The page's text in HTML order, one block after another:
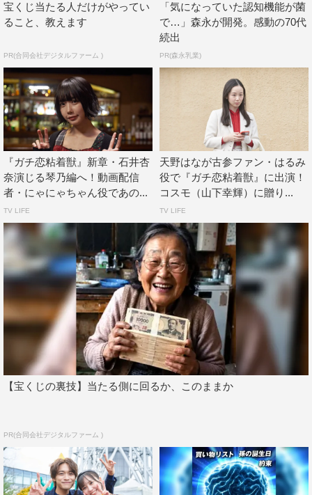
ミツクリ…平井亜門
ゆっこ…志田こはく
ヴィクター…小野翔平
ネモ…塩﨑太智
ミツクリ…平井亜門
『ガチ恋粘着獣』主題歌
オープニングテーマ：iScream「ALL MINE」
エンディングテーマ：ONE LOVE ONE HEART「過剰本
能」
『ガチ恋粘着獣』スタッフ
原作：星来「ガチ恋粘着獣～ネット配信者の彼女になりた
くて～」（ゼノンコミックス／コアミックス）
脚本：三浦希紗、開真理、鈴木裕那
監督：朝倉加葉子
プロデューサー：辻知奈美、近藤紗良（C&Iエンタテイン
メント）
インメント）
制作協力：C&Iエンタテインメント
制作著作：ABC
宝くじ当たる人だけがやってい
ること、教えます
PR(合同会社デジタルファーム )
「気になっていた認知機能が菌
で…」森永が開発。感動の70代
続出
PR(森永乳業)
『ガチ恋粘着獣』新章・石井杏
奈演じる琴乃編へ！動画配信
者・にゃにゃちゃん役であの...
TV LIFE
天野はなが古参ファン・はるみ
役で『ガチ恋粘着獣』に出演！
コスモ（山下幸輝）に贈り...
TV LIFE
【宝くじの裏技】当たる側に回るか、このままか
PR(合同会社デジタルファーム )